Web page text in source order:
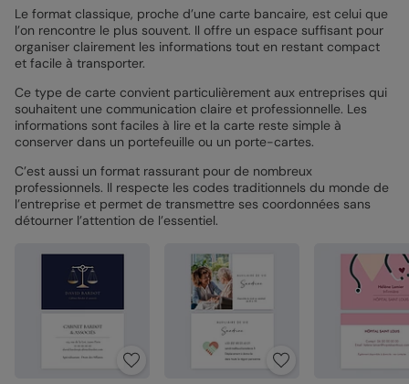
Le format classique, proche d’une carte bancaire, est celui que
l’on rencontre le plus souvent. Il offre un espace suffisant pour
organiser clairement les informations tout en restant compact
et facile à transporter.
Ce type de carte convient particulièrement aux entreprises qui
souhaitent une communication claire et professionnelle. Les
informations sont faciles à lire et la carte reste simple à
conserver dans un portefeuille ou un porte-cartes.
C’est aussi un format rassurant pour de nombreux
professionnels. Il respecte les codes traditionnels du monde de
l’entreprise et permet de transmettre ses coordonnées sans
détourner l’attention de l’essentiel.